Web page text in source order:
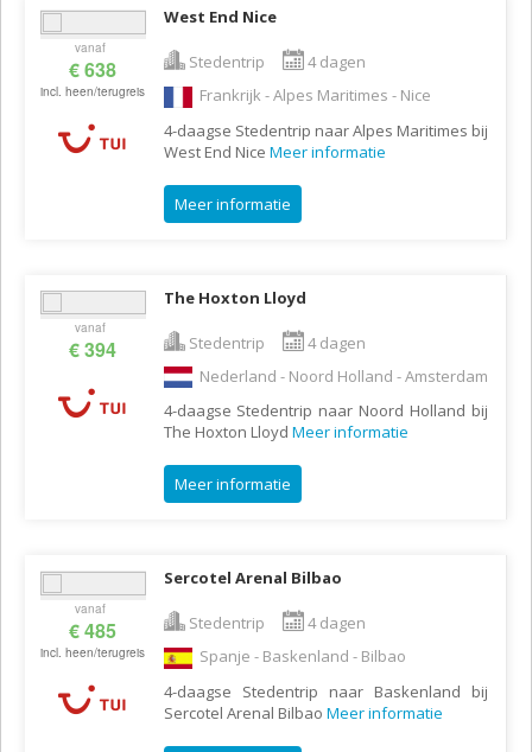
vanaf
€ 638
incl. heen/terugreis
West End Nice
Stedentrip
4 dagen
Frankrijk - Alpes Maritimes - Nice
4-daagse Stedentrip naar Alpes Maritimes bij
West End Nice Meer informatie
Meer informatie
vanaf
€ 394
The Hoxton Lloyd
Stedentrip
4 dagen
Nederland - Noord Holland - Amsterdam
4-daagse Stedentrip naar Noord Holland bij
The Hoxton Lloyd Meer informatie
Meer informatie
vanaf
€ 485
incl. heen/terugreis
Sercotel Arenal Bilbao
Stedentrip
4 dagen
Spanje - Baskenland - Bilbao
4-daagse Stedentrip naar Baskenland bij
Sercotel Arenal Bilbao Meer informatie